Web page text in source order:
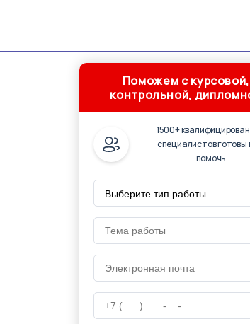
Поможем с курсовой,
контрольной,
1500+
специалистов готовы
помочь